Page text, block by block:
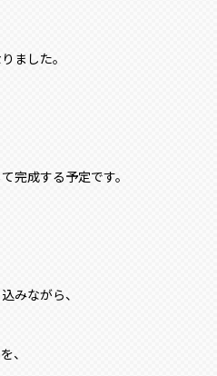
ました。
完成する予定です。
みながら、
、